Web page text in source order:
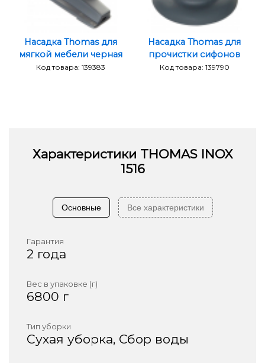
Насадка Thomas для
мягкой мебели черная
Код товара: 139383
Насадка Thomas для
прочистки сифонов
Код товара: 139790
Характеристики THOMAS INOX
1516
Основные Все характеристики
Гарантия
2 года
Вес в упаковке (г)
6800 г
Тип уборки
Сухая уборка, Сбор воды